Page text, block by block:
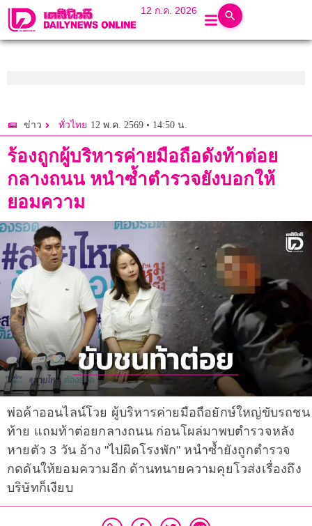
12 ก.ค. 2026
ข่าว ทั่วไทย 12 พ.ค. 2569 • 14:50 น.
ร้องถูกผู้บริหารค่ายมือถือดังท้าต่อย
กลางถนน หนำซ้ำตำรวจยังบอกให้
ยอมความ
พ่อค้าออนไลน์โวย ผู้บริหารค่ายมือถือยักษ์ใหญ่ขับรถชน
ท้าย แถมท้าต่อยกลางถนน ก่อนโผล่มาพบตำรวจหลัง
หายตัว 3 วัน อ้าง "ไปผิดโรงพัก" หนำซ้ำยังถูกตำรวจ
กดดันให้ยอมความอีก ด้านทนายความคุยโวส่งเรื่องถึง
บริษัทก็เงียบ ​